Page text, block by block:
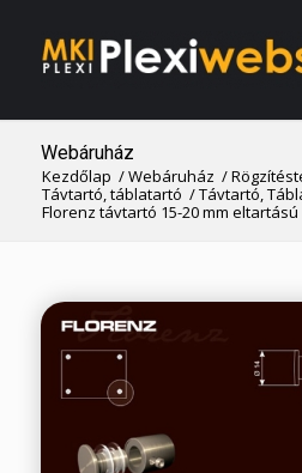
Webáruház
Kezdőlap /Webáruház /
Távtartó, táblatartó /Távtartó,
Florenz távtartó 15-20 mm eltartású